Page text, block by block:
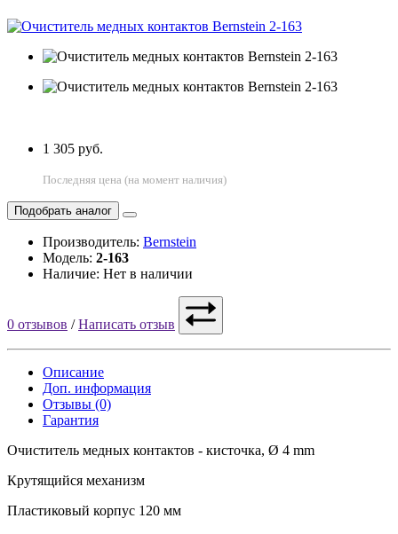
1 305 руб.
Последняя цена (на момент наличия)
Подобрать аналог
Производитель: Bernstein
Модель: 2-163
Наличие: Нет в наличии
0 отзывов /Написать отзыв
Описание
Доп. информация
Отзывы (0)
Гарантия
Очиститель медных контактов - кисточка, Ø 4 mm
Крутящийся механизм
Пластиковый корпус 120 мм